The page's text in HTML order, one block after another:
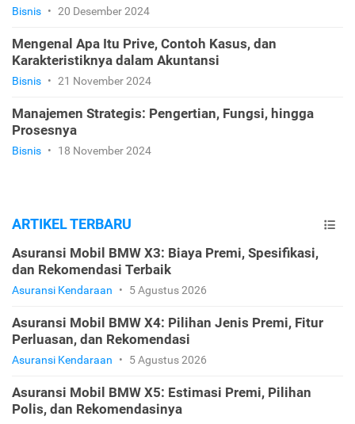
Bisnis • 20 Desember 2024
Mengenal Apa Itu Prive, Contoh Kasus, dan
Karakteristiknya dalam Akuntansi
Bisnis • 21 November 2024
Manajemen Strategis: Pengertian, Fungsi, hingga
Prosesnya
Bisnis • 18 November 2024
ARTIKEL TERBARU
Asuransi Mobil BMW X3: Biaya Premi, Spesifikasi,
dan Rekomendasi Terbaik
Asuransi Kendaraan • 5 Agustus 2026
Asuransi Mobil BMW X4: Pilihan Jenis Premi, Fitur
Perluasan, dan Rekomendasi
Asuransi Kendaraan • 5 Agustus 2026
Asuransi Mobil BMW X5: Estimasi Premi, Pilihan
Polis, dan Rekomendasinya